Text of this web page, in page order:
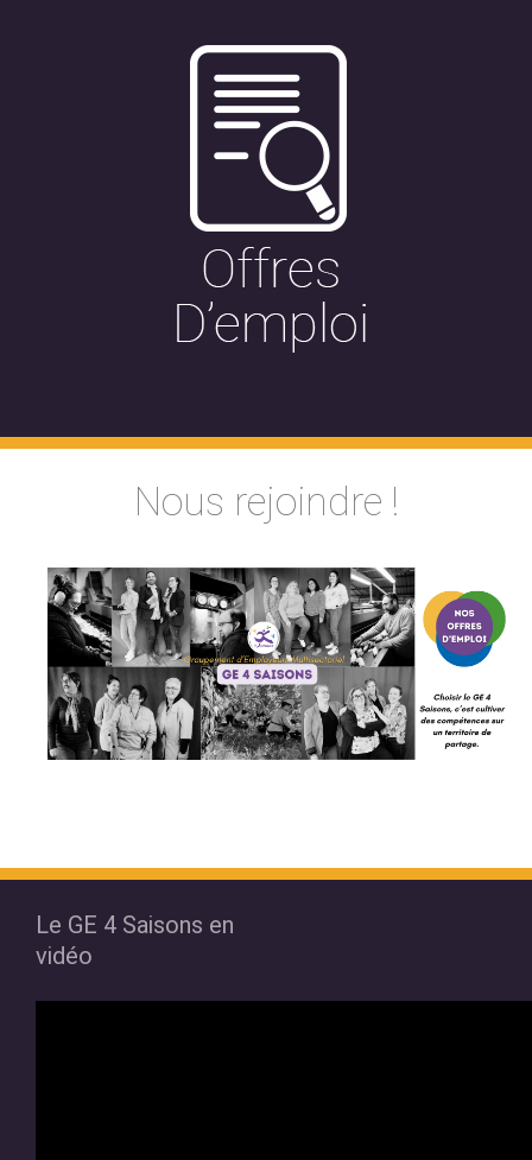
Nous rejoindre !
Le GE 4 Saisons en
vidéo